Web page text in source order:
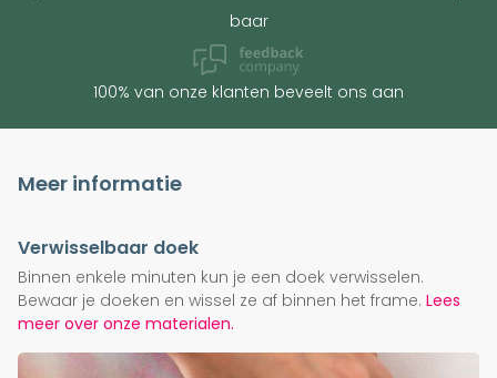
baar
100% van onze klanten beveelt ons aan
Meer informatie
Verwisselbaar doek
Binnen enkele minuten kun je een doek verwisselen.
Bewaar je doeken en wissel ze af binnen het frame. Lees
meer over onze materialen.